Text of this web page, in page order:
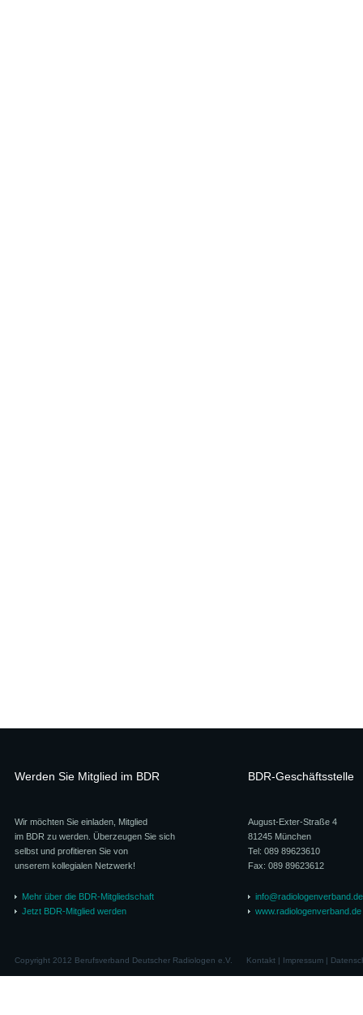
Werden Sie Mitglied im BDR
Wir möchten Sie einladen, Mitglied
im BDR zu werden. Überzeugen Sie sich
selbst und profitieren Sie von
unserem kollegialen Netzwerk!
Mehr über die BDR-Mitgliedschaft
Jetzt BDR-Mitglied werden
BDR-Geschäftsstelle
August-Exter-Straße 4
81245 München
Tel: 089 89623610
Fax: 089 89623612
info@radiologenverband.de
www.radiologenverband.de
Copyright 2012 Berufsverband Deutscher Radiologen e.V. Kontakt| Impressum|